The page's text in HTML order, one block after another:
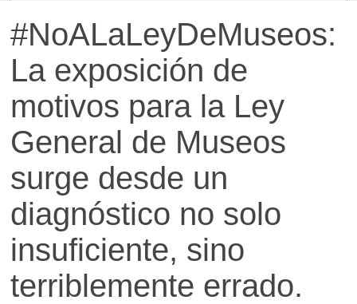
del
Perú
Museos
Peruanos
#NoALaLeyDeMuseos:
La exposición de
motivos para la Ley
General de Museos
surge desde un
diagnóstico no solo
insuficiente, sino
terriblemente errado.